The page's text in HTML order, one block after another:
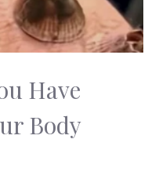
Have
Body